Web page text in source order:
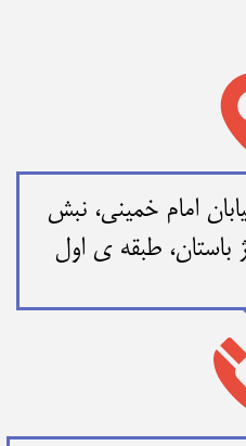
امام خمینی، نبش
باستان، طبقه ی اول